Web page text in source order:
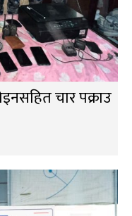
चार पक्राउ